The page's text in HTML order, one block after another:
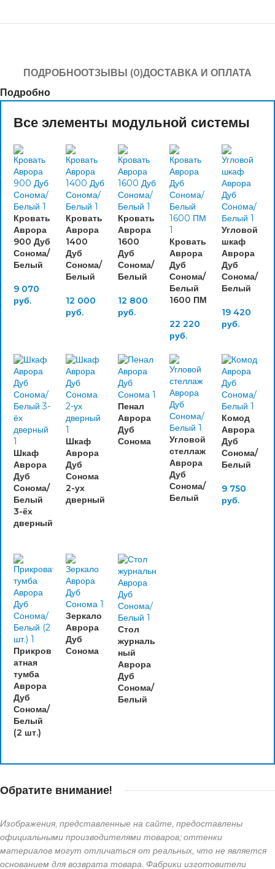
ПОДРОБНООТЗЫВЫ (0)ДОСТАВКА И ОПЛАТА
Подробно
Все элементы модульной системы
Кровать
Аврора
900 Дуб
Сонома/
Белый
9 070
руб.
Кровать
Аврора
1400
Дуб
Сонома/
Белый
12 000
руб.
Кровать
Аврора
1600
Дуб
Сонома/
Белый
12 800
руб.
Кровать
Аврора
Дуб
Сонома/
Белый
1600 ПМ
22 220
руб.
Угловой
шкаф
Аврора
Дуб
Сонома/
Белый
19 420
руб.
Шкаф
Аврора
Дуб
Сонома/
Белый
3-ёх
дверный
Шкаф
Аврора
Дуб
Сонома
2-ух
дверный
Пенал
Аврора
Дуб
Сонома
Угловой
стеллаж
Аврора
Дуб
Сонома/
Белый
Комод
Аврора
Дуб
Сонома/
Белый
9 750
руб.
Прикров
атная
тумба
Аврора
Дуб
Сонома/
Белый
(2 шт.)
Зеркало
Аврора
Дуб
Сонома
Стол
журналь
ный
Аврора
Дуб
Сонома/
Белый
Обратите внимание!
Изображения, представленные на сайте, предоставлены
официальными производителями товаров; оттенки
материалов могут отличаться от реальных, что не является
основанием для возврата товара. Фабрики изготовители